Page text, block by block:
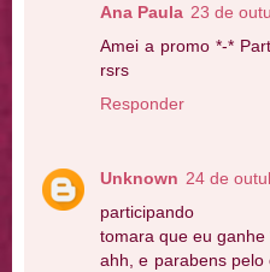
Ana Paula 23 de
Amei a promo *-*
rsrs
Responder
Unknown 24 de
participando
tomara que eu ganhe
ahh, e parabens pelo